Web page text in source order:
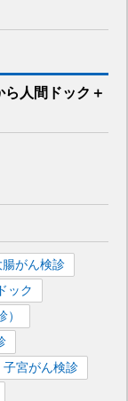
ら 人間ドック＋
腸がん検診
ック
子宮がん検診